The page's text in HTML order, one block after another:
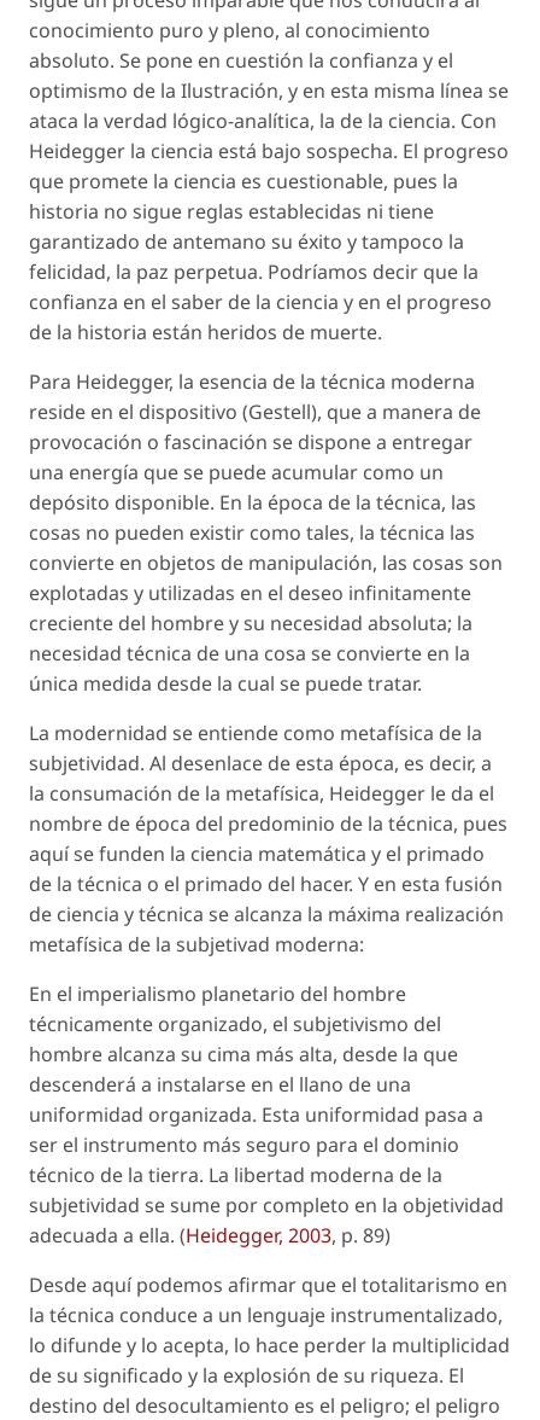
conocimiento puro y pleno, al conocimiento
absoluto. Se pone en cuestión la confianza y el
optimismo de la Ilustración, y en esta misma línea se
ataca la verdad lógico-analítica, la de la ciencia. Con
Heidegger la ciencia está bajo sospecha. El progreso
que promete la ciencia es cuestionable, pues la
historia no sigue reglas establecidas ni tiene
garantizado de antemano su éxito y tampoco la
felicidad, la paz perpetua. Podríamos decir que la
confianza en el saber de la ciencia y en el progreso
de la historia están heridos de muerte.
Para Heidegger, la esencia de la técnica moderna
reside en el dispositivo (Gestell), que a manera de
provocación o fascinación se dispone a entregar
una energía que se puede acumular como un
depósito disponible. En la época de la técnica, las
cosas no pueden existir como tales, la técnica las
convierte en objetos de manipulación, las cosas son
explotadas y utilizadas en el deseo infinitamente
creciente del hombre y su necesidad absoluta; la
necesidad técnica de una cosa se convierte en la
única medida desde la cual se puede tratar.
La modernidad se entiende como metafísica de la
subjetividad. Al desenlace de esta época, es decir, a
la consumación de la metafísica, Heidegger le da el
nombre de época del predominio de la técnica, pues
aquí se funden la ciencia matemática y el primado
de la técnica o el primado del hacer. Y en esta fusión
de ciencia y técnica se alcanza la máxima realización
metafísica de la subjetivad moderna:
En el imperialismo planetario del hombre
técnicamente organizado, el subjetivismo del
hombre alcanza su cima más alta, desde la que
descenderá a instalarse en el llano de una
uniformidad organizada. Esta uniformidad pasa a
ser el instrumento más seguro para el dominio
técnico de la tierra. La libertad moderna de la
subjetividad se sume por completo en la objetividad
adecuada a ella. (Heidegger, 2003, p. 89)
Desde aquí podemos afirmar que el totalitarismo en
la técnica conduce a un lenguaje instrumentalizado,
lo difunde y lo acepta, lo hace perder la multiplicidad
de su significado y la explosión de su riqueza. El
destino del desocultamiento es el peligro; el peligro